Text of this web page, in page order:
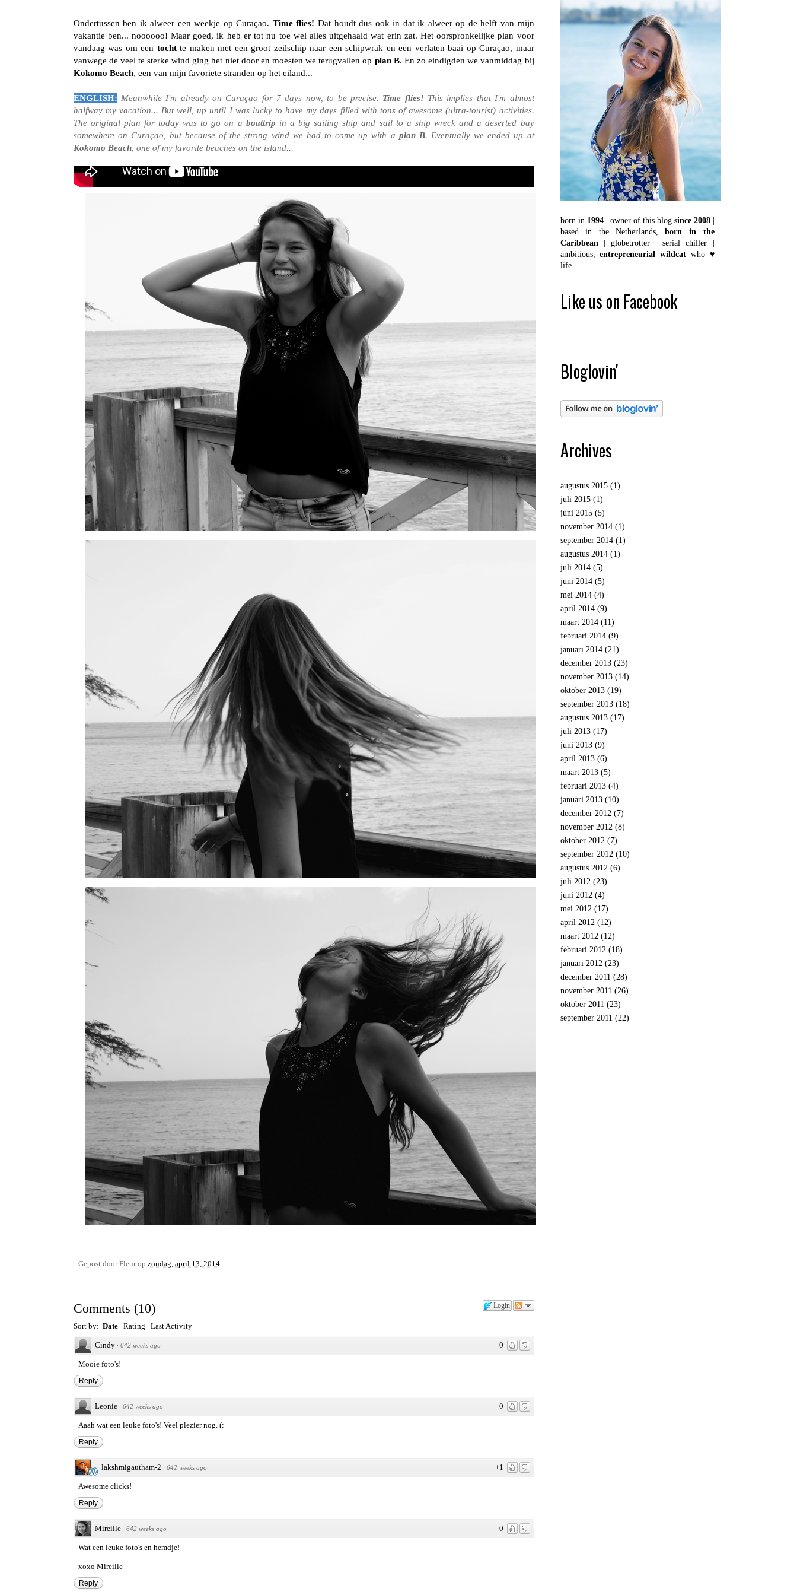
Ondertussen ben ik alweer een weekje op Curaçao. Time flies! Dat houdt dus ook in dat ik alweer op de helft van mijn
vakantie ben... noooooo! Maar goed, ik heb er tot nu toe wel alles uitgehaald wat erin zat. Het oorspronkelijke plan voor
vandaag was om een tochtte maken met een groot zeilschip naar een schipwrak en een verlaten baai op Curaçao, maar
vanwege de veel te sterke wind ging het niet door en moesten we terugvallen op plan B. En zo eindigden we vanmiddag bij
Kokomo Beach, een van mijn favoriete stranden op het eiland...
ENGLISH: Meanwhile I'm already on Curaçao for 7 days now, to be precise. Time flies! This implies that I'm almost
halfway my vacation... But well, up until I was lucky to have my days filled with tons of awesome (ultra-tourist) activities.
The original plan for today was to go on a boattrip in a big sailing ship and sail to a ship wreck and a deserted bay
somewhere on Curaçao, but because of the strong wind we had to come up with a plan B. Eventually we ended up at
Kokomo Beach, one of my favorite beaches on the island...
Gepost doorFleur op zondag, april 13, 2014
Login
Comments (10)
Sort by: Date Rating Last Activity
0
Cindy · 642 weeks ago
Mooie foto's!
Reply
0
Leonie · 642 weeks ago
Aaah wat een leuke foto's! Veel plezier nog. (:
Reply
+1
lakshmigautham-2 · 642 weeks ago
Awesome clicks!
Reply
0
Mireille · 642 weeks ago
Wat een leuke foto's en hemdje!
xoxo Mireille
Reply
born in 1994| owner of this blog since 2008|
based in the Netherlands,born in the
Caribbean| globetrotter | serial chiller |
ambitious,entrepreneurial wildcat who ♥
life
Like us on Facebook
Bloglovin'
Archives
augustus 2015(1)
juli 2015(1)
juni 2015(5)
november 2014(1)
september 2014(1)
augustus 2014(1)
juli 2014(5)
juni 2014(5)
mei 2014(4)
april 2014(9)
maart 2014(11)
februari 2014(9)
januari 2014(21)
december 2013(23)
november 2013(14)
oktober 2013(19)
september 2013(18)
augustus 2013(17)
juli 2013(17)
juni 2013(9)
april 2013(6)
maart 2013(5)
februari 2013(4)
januari 2013(10)
december 2012 (7)
november 2012 (8)
oktober 2012 (7)
september 2012 (10)
augustus 2012 (6)
juli 2012 (23)
juni 2012 (4)
mei 2012 (17)
april 2012 (12)
maart 2012 (12)
februari 2012 (18)
januari 2012 (23)
december 2011 (28)
november 2011 (26)
oktober 2011 (23)
september 2011 (22)